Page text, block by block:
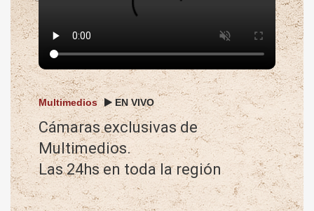
Multimedios EN VIVO
Cámaras exclusivas de
Multimedios.
Las 24hs en toda la región